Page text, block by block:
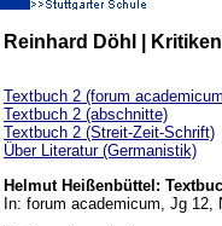
Reinhard Döhl |
Textbuch 2 (forum
Textbuch 2 (abschnitte)
Textbuch 2 (Streit-Zeit-Schrift)
Über Literatur (Germanistik)
Helmut Heißenbüttel:
In: forum academicum, Jg 12,